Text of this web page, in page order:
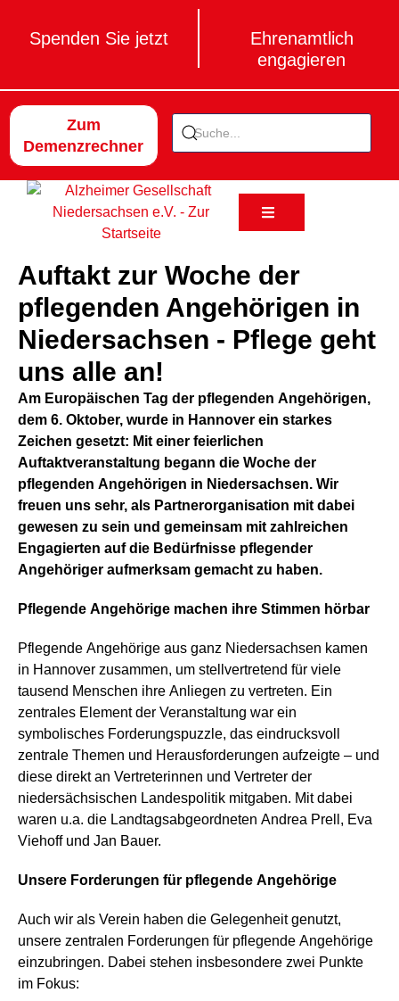
Spenden Sie jetzt
Ehrenamtlich
engagieren
Zum
Demenzrechner
Auftakt zur Woche der
pflegenden Angehörigen in
Niedersachsen - Pflege geht
uns alle an!
Am Europäischen Tag der pflegenden Angehörigen,
dem 6. Oktober, wurde in Hannover ein starkes
Zeichen gesetzt: Mit einer feierlichen
Auftaktveranstaltung begann die Woche der
pflegenden Angehörigen in Niedersachsen. Wir
freuen uns sehr, als Partnerorganisation mit dabei
gewesen zu sein und gemeinsam mit zahlreichen
Engagierten auf die Bedürfnisse pflegender
Angehöriger aufmerksam gemacht zu haben.
Pflegende Angehörige machen ihre Stimmen hörbar
Pflegende Angehörige aus ganz Niedersachsen kamen
in Hannover zusammen, um stellvertretend für viele
tausend Menschen ihre Anliegen zu vertreten. Ein
zentrales Element der Veranstaltung war ein
symbolisches Forderungspuzzle, das eindrucksvoll
zentrale Themen und Herausforderungen aufzeigte – und
diese direkt an Vertreterinnen und Vertreter der
niedersächsischen Landespolitik mitgaben. Mit dabei
waren u.a. die Landtagsabgeordneten Andrea Prell, Eva
Viehoff und Jan Bauer.
Unsere Forderungen für pflegende Angehörige
Auch wir als Verein haben die Gelegenheit genutzt,
unsere zentralen Forderungen für pflegende Angehörige
einzubringen. Dabei stehen insbesondere zwei Punkte
im Fokus: